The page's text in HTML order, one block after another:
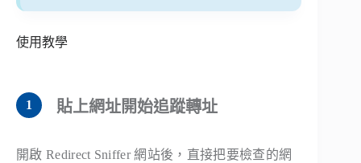
使用教學
貼上網址開始追蹤轉址
開啟 Redirect Sniffer 網站後，直接把要檢查的網